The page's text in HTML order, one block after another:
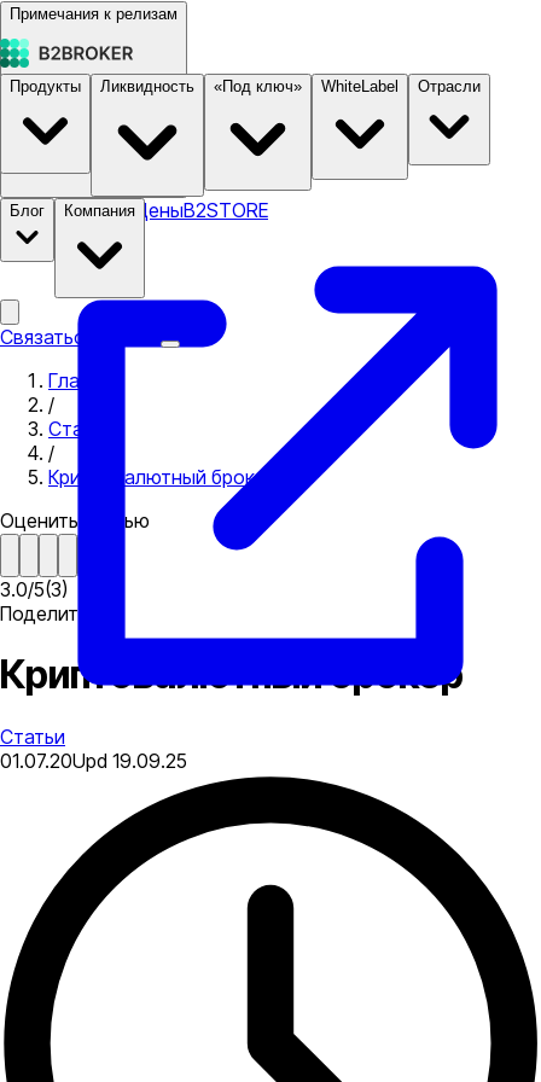
Примечания к релизам
Документация ЦеныB2STORE
Продукты Ликвидность «Под ключ» WhiteLabel Отрасли
Блог Компания
Связаться с нами
Главная
/
Статьи
/
Криптовалютный брокер
Оценить статью
3.0/5(3)
Поделиться
Криптовалютный брокер
Статьи
01.07.20Upd 19.09.25